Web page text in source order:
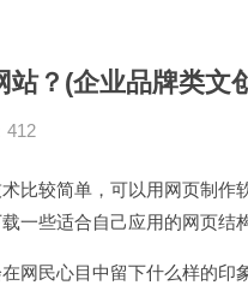
站？(企业品牌类文
412
较简单，可以用网页制作
一些适合自己应用的网页结
民心目中留下什么样的印